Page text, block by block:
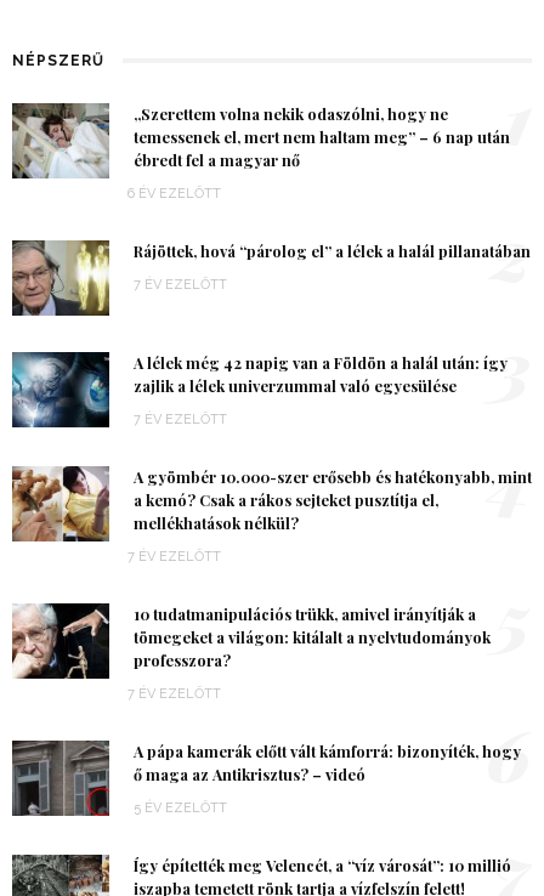
NÉPSZERŰ
„Szerettem volna nekik odaszólni, hogy ne
temessenek el, mert nem haltam meg” – 6 nap után
ébredt fel a magyar nő
6 ÉV EZELŐTT
1
Rájöttek, hová “párolog el” a lélek a halál pillanatában
7 ÉV EZELŐTT 2
A lélek még 42 napig van a Földön a halál után: így
zajlik a lélek univerzummal való egyesülése
7 ÉV EZELŐTT
3
A gyömbér 10.000-szer erősebb és hatékonyabb, mint
a kemó? Csak a rákos sejteket pusztítja el,
mellékhatások nélkül?
7 ÉV EZELŐTT
4
10 tudatmanipulációs trükk, amivel irányítják a
tömegeket a világon: kitálalt a nyelvtudományok
professzora?
7 ÉV EZELŐTT
A pápa kamerák előtt vált kámforrá: bizonyíték, hogy
ő maga az Antikrisztus? – videó
5 ÉV EZELŐTT
6
Így építették meg Velencét, a “víz városát”: 10 millió
iszapba temetett rönk tartja a vízfelszín felett!
7